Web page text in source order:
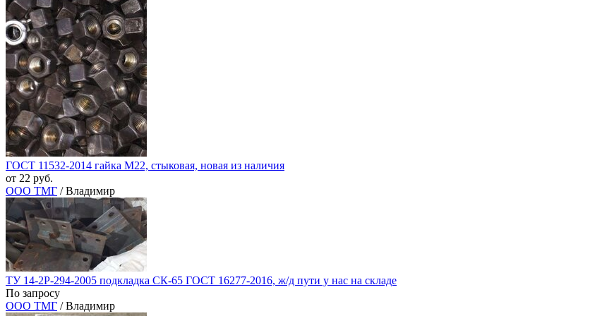
ГОСТ 11532-2014 гайка М22, стыковая, новая из наличия
от 22 руб.
ООО ТМГ / Владимир
ТУ 14-2Р-294-2005 подкладка СК-65 ГОСТ 16277-2016, ж/д пути у нас на складе
По запросу
ООО ТМГ / Владимир